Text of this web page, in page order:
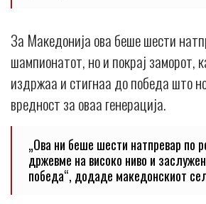
За Македонија ова беше шести
шампионатот, но и покрај заморот,
издржаа и стигнаа до победа што
вредност за оваа генерација.
„Ова ни беше шести натпревар по
држевме на високо ниво и
победа“, додаде македонскиот